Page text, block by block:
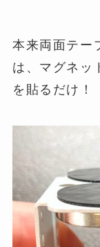
本来両面テー
は、マグネッ
を貼るだけ！